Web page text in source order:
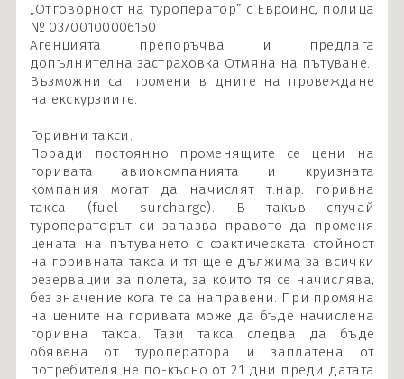
„Отговорност на туроператор” с Евроинс, полица
№ 03700100006150
Агенцията препоръчва и предлага
допълнителна застраховка Отмяна на пътуване.
Възможни са промени в дните на провеждане
на екскурзиите.
Горивни такси:
Поради постоянно променящите се цени на
горивата авиокомпанията и круизната
компания могат да начислят т.нар. горивна
такса (fuel surcharge). В такъв случай
туроператорът си запазва правото да променя
цената на пътуването с фактическата стойност
на горивната такса и тя ще е дължима за всички
резервации за полета, за които тя се начислява,
без значение кога те са направени. При промяна
на цените на горивата може да бъде начислена
горивна такса. Тази такса следва да бъде
обявена от туроператора и заплатена от
потребителя не по-късно от 21 дни преди датата